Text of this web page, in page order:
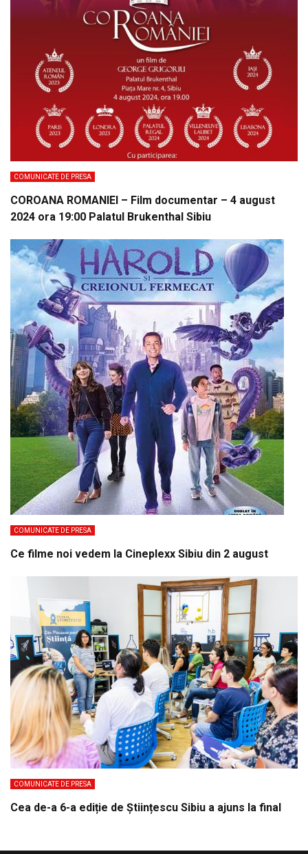
COMUNICATE DE PRESA
COROANA ROMANIEI – Film documentar – 4 august
2024 ora 19:00 Palatul Brukenthal Sibiu
COMUNICATE DE PRESA
Ce filme noi vedem la Cineplexx Sibiu din 2 august
COMUNICATE DE PRESA
Cea de-a 6-a ediție de Științescu Sibiu a ajuns la final